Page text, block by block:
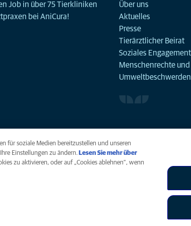
Job in über 75 Tierkliniken
bei AniCura!
Über uns
Aktuelles
Presse
Tierärztlicher Beirat
Soziales Engagement
Menschenrechte und
Umweltbeschwerden
für soziale Medien bereitzustellen und unseren
Einstellungen zu ändern. Lesen Sie mehr über
zu aktivieren, oder auf „Cookies ablehnen“, wenn